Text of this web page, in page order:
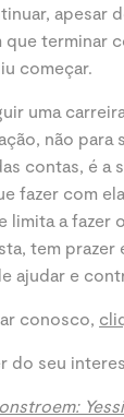
apesar
terminar
começar.
uma
não para
contas, é a
fazer com
limita a fazer
tem prazer
ajudar e
conosco,
do seu